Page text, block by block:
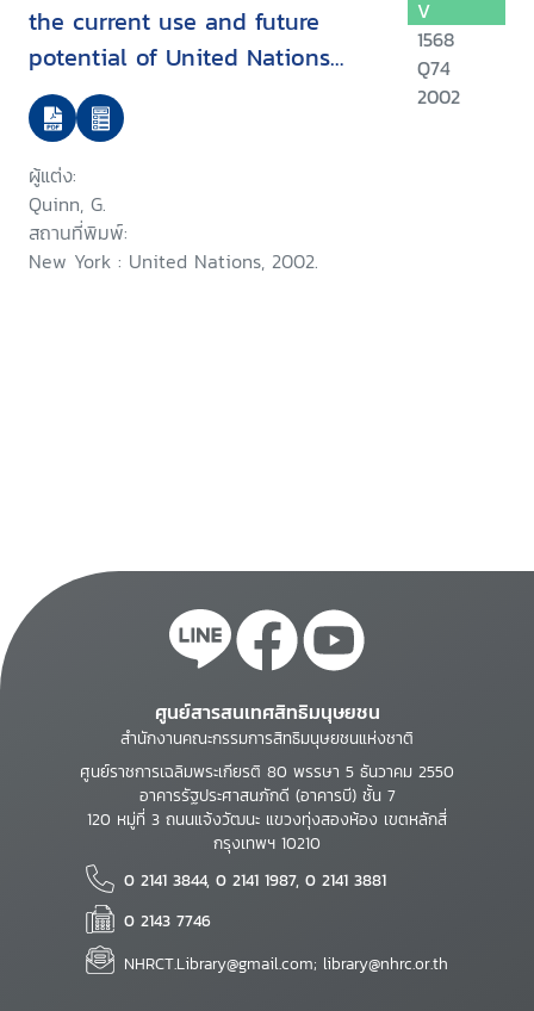
the current use and future
potential of United Nations
human rights instruments inthe
context of disability
ผู้แต่ง:
Quinn, G.
สถานที่พิมพ์:
New York : United Nations, 2002.
V
1568
Q74
2002
ศูนย์สารสนเทศสิทธิมนุษยชน
สำนักงานคณะกรรมการสิทธิมนุษยชนแห่งชาติ
ศูนย์ราชการเฉลิมพระเกียรติ 80 พรรษา 5 ธันวาคม 2550
อาคารรัฐประศาสนภักดี (อาคารบี) ชั้น 7
120 หมู่ที่ 3 ถนนแจ้งวัฒนะ แขวงทุ่งสองห้อง เขตหลักสี่
กรุงเทพฯ 10210
0 2141 3844, 0 2141 1987, 0 2141 3881
0 2143 7746
NHRCT.Library@gmail.com; library@nhrc.or.th